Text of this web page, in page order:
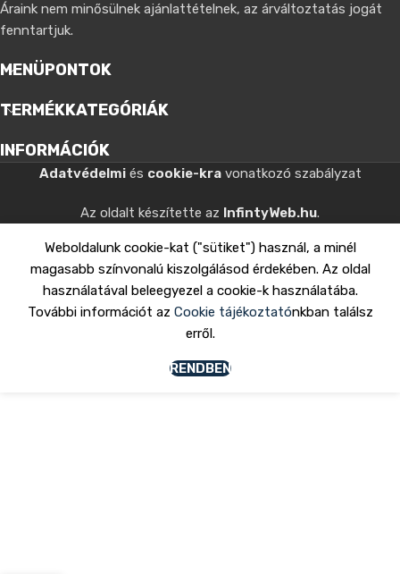
Áraink nem minősülnek ajánlattételnek, az árváltoztatás jogát
fenntartjuk.
MENÜPONTOK
TERMÉKKATEGÓRIÁK
INFORMÁCIÓK
Adatvédelmiés cookie-kravonatkozó szabályzat
Az oldalt készítette az InfintyWeb.hu.
Weboldalunk cookie-kat ("sütiket") használ, a minél
magasabb színvonalú kiszolgálásod érdekében. Az oldal
használatával beleegyezel a cookie-k használatába.
További információt az Cookie tájékoztatónkban találsz
erről.
RENDBEN